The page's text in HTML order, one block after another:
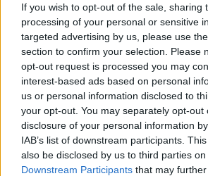
If you wish to opt-out of the sale, sharing
processing of your personal or sensitive
targeted advertising by us, please use
section to confirm your selection. Please
opt-out request is processed you may
interest-based ads based on personal
us or personal information disclosed to
your opt-out. You may separately opt-out
disclosure of your personal information
IAB’s list of downstream participants.
also be disclosed by us to third parties on
Downstream Participants that may
Η Γαλλία επικράτησε της Ισπανίας
και συνεχίζει αήττητη την
(27/8-14/9).
Σλούκας &
0/5 τρίποντα
της Εθνικής
14/AUG/25 20:38
Ο Κώστας Σλούκας κι ο Τάιλερ
από τη γραμμή των 6,75μ. όσο κανείς